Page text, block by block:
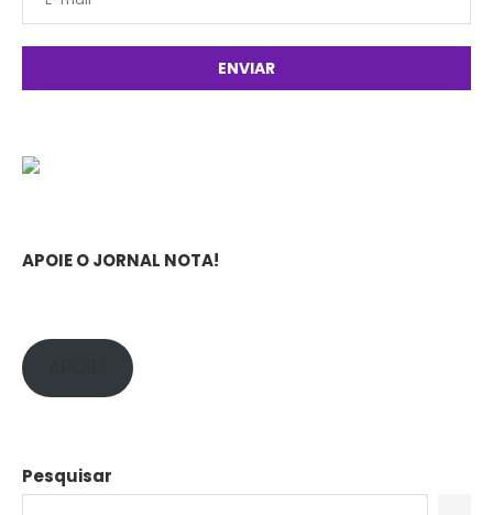
APOIE O JORNAL NOTA!
Pesquisar